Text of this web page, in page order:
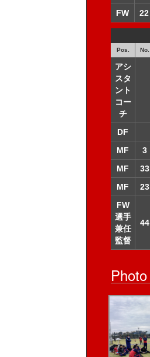
FW
22
Pos. No.
アシ
スタ
ント
コー
チ
DF
MF
3
MF
33
MF
23
FW
選手
兼任
監督
44
Photo